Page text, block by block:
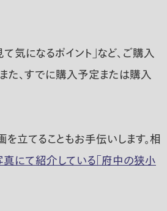
気になるポイント」など、ご購入
た、すでに購入予定または購入
立てることもお手伝いします。相
にて紹介している「府中の狭小